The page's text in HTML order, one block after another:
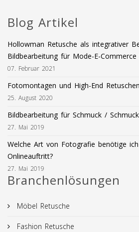
Blog Artikel
Hollowman Retusche als integrativer
Bildbearbeitung für Mode-E-Commerce
07. Februar 2021
Fotomontagen und High-End
25. August 2020
Bildbearbeitung für Schmuck /
27. Mai 2019
Welche Art von Fotografie benötige
Onlineauftritt?
27. Mai 2019
Branchenlösungen
Möbel Retusche
Fashion Retusche